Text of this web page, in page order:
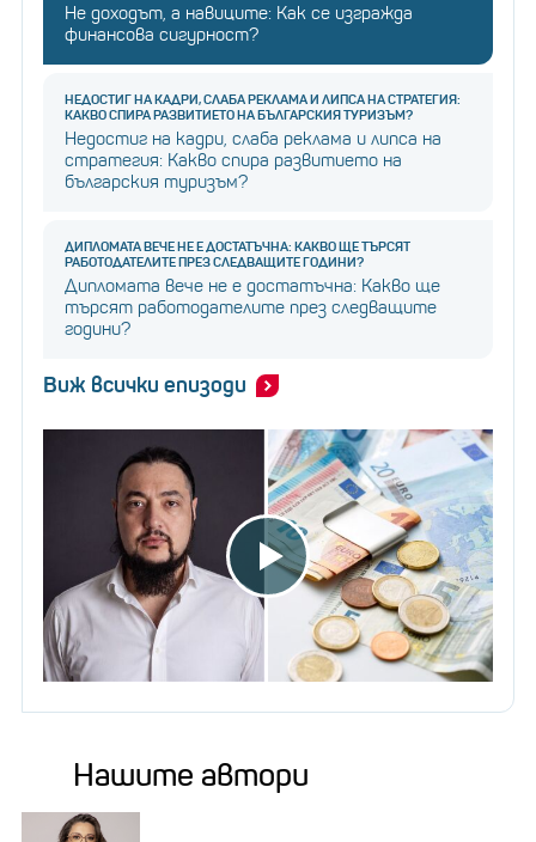
Не доходът, а навиците: Как се изгражда
финансова сигурност?
НЕДОСТИГ НА КАДРИ, СЛАБА РЕКЛАМА И ЛИПСА НА СТРАТЕГИЯ:
КАКВО СПИРА РАЗВИТИЕТО НА БЪЛГАРСКИЯ ТУРИЗЪМ?
Недостиг на кадри, слаба реклама и липса на
стратегия: Какво спира развитието на
българския туризъм?
ДИПЛОМАТА ВЕЧЕ НЕ Е ДОСТАТЪЧНА: КАКВО ЩЕ ТЪРСЯТ
РАБОТОДАТЕЛИТЕ ПРЕЗ СЛЕДВАЩИТЕ ГОДИНИ?
Дипломата вече не е достатъчна: Какво ще
търсят работодателите през следващите
години?
Виж всички епизоди
Нашите автори